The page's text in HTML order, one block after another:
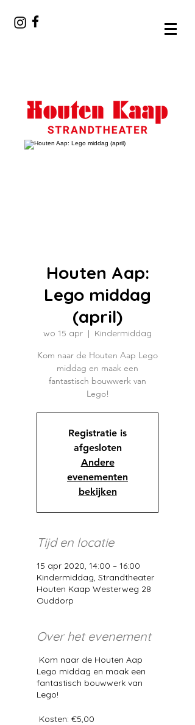
Houten Aap:
Lego middag
(april)
wo 15 apr
  |
Kindermiddag
Kom naar de Houten Aap Lego
middag en maak een
fantastisch bouwwerk van
Lego!
Registratie is
afgesloten
Andere
evenementen
bekijken
Tijd en locatie
15 apr 2020, 14:00 – 16:00
Kindermiddag, Strandtheater
Houten Kaap Westerweg 28
Ouddorp
Over het evenement
Kom naar de Houten Aap
Lego middag en maak een
fantastisch bouwwerk van
Lego!
Kosten: €5,00